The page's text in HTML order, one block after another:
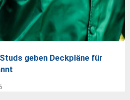
geben Deckpläne für